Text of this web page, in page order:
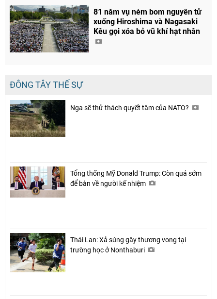
81 năm vụ ném bom nguyên tử
xuống Hiroshima và Nagasaki
Kêu gọi xóa bỏ vũ khí hạt nhân
ĐÔNG TÂY THẾ SỰ
Nga sẽ thử thách quyết tâm của NATO?
Tổng thống Mỹ Donald Trump: Còn quá sớm
để bàn về người kế nhiệm
Thái Lan: Xả súng gây thương vong tại
trường học ở Nonthaburi